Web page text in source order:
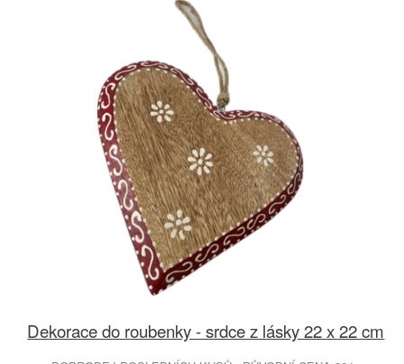
Dekorace do roubenky - srdce z lásky 22 x 22 cm